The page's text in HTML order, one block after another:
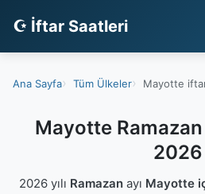
☪ İftar Saatleri
Ana Sayfa Tüm Ülkeler Mayotte
Mayotte
2026
2026 yılı Ramazanayı Mayotte